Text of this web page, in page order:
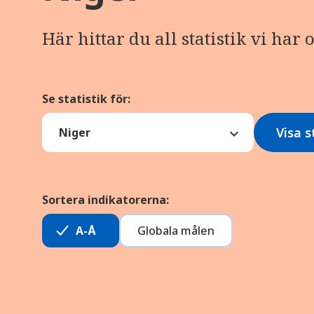
Här hittar du all statistik vi har
Se statistik för:
Visa
Sortera indikatorerna:
A-Å
Globala målen